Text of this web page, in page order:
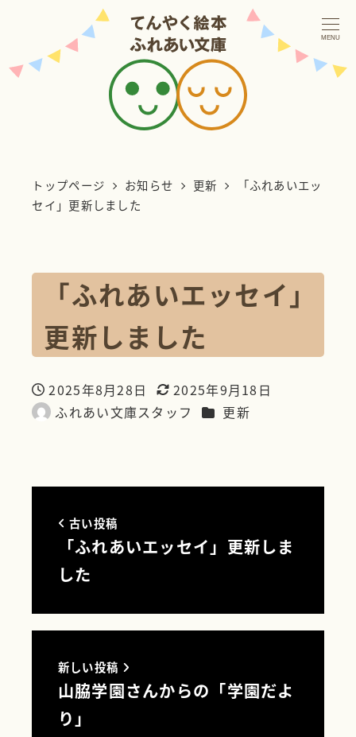
ン
MENU
トップページ お知らせ 更新
「ふれあいエッ
セイ」更新しました
「ふれあいエッセイ」
更新しました
投稿日
2025年8月28日
更新日
2025年9月18日
著
ふれあい文庫スタッフ カテゴリー
更新
古い投稿
「ふれあいエッセイ」更新しま
した
新しい投稿
山脇学園さんからの「学園だよ
り」